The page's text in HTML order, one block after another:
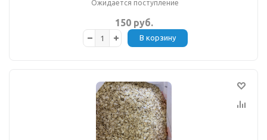
Ожидается поступление
150 руб.
В корзину